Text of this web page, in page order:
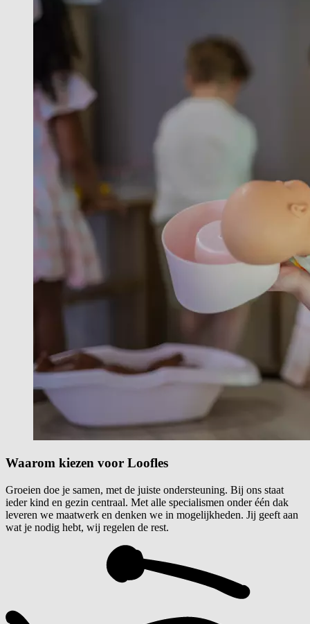
Waarom kiezen voor Loofles
Groeien doe je samen, met de juiste ondersteuning. Bij ons staat
ieder kind en gezin centraal. Met alle specialismen onder één dak
leveren we maatwerk en denken we in mogelijkheden. Jij geeft aan
wat je nodig hebt, wij regelen de rest.